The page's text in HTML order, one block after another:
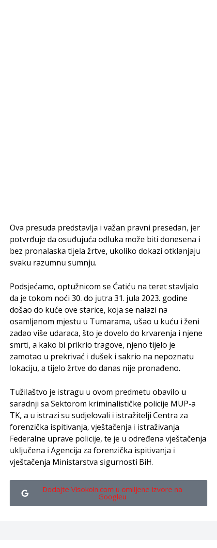
Ova presuda predstavlja i važan pravni presedan, jer
potvrđuje da osuđujuća odluka može biti donesena i
bez pronalaska tijela žrtve, ukoliko dokazi otklanjaju
svaku razumnu sumnju.
Podsjećamo, optužnicom se Ćatiću na teret stavljalo
da je tokom noći 30. do jutra 31. jula 2023. godine
došao do kuće ove starice, koja se nalazi na
osamljenom mjestu u Tumarama, ušao u kuću i ženi
zadao više udaraca, što je dovelo do krvarenja i njene
smrti, a kako bi prikrio tragove, njeno tijelo je
zamotao u prekrivać i dušek i sakrio na nepoznatu
lokaciju, a tijelo žrtve do danas nije pronađeno.
Tužilaštvo je istragu u ovom predmetu obavilo u
saradnji sa Sektorom kriminalističke policije MUP-a
TK, a u istrazi su sudjelovali i istražitelji Centra za
forenzička ispitivanja, vještačenja i istraživanja
Federalne uprave policije, te je u određena vještačenja
uključena i Agencija za forenzička ispitivanja i
vještačenja Ministarstva sigurnosti BiH.
Dodajte Visokoin.com u omiljene izvore na
Googleu